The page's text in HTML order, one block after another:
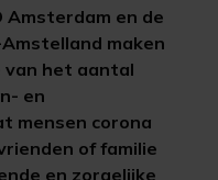
Amsterdam en de
maken
van het aantal
en
mensen corona
of familie
en zorgelijke